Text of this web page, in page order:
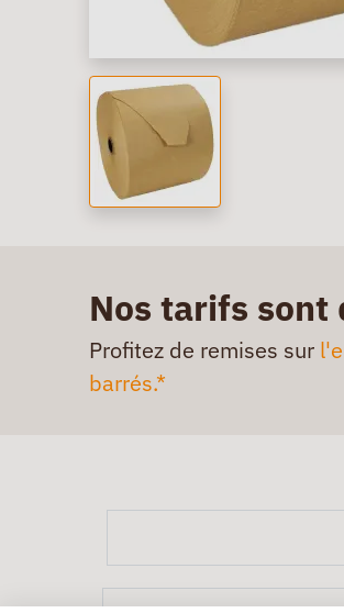
Nos tarifs sont
Profitez de remises sur
barrés.*